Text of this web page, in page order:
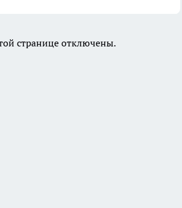
странице отключены.